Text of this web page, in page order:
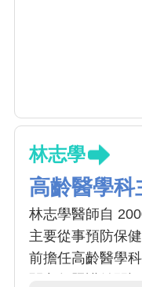
林志學
高齡醫學科
林志學醫師自
主要從事預防保
前擔任高齡醫學